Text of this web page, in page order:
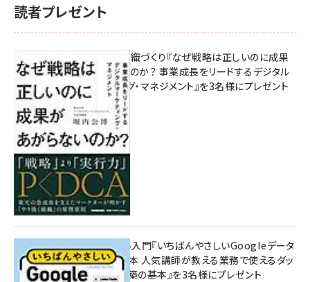
読者プレゼント
成果を生む組織づくり『なぜ戦略は正しいのに成果
があがらないのか？ 事業成長をリードするデジタル
マーケティング・マネジメント』を3名様にプレゼント
10:00
無料BIツール入門『いちばんやさしいGoogleデータ
ポータルの教本 人気講師が教える業務で使えるダッ
シュボード構築の基本』を3名様にプレゼント